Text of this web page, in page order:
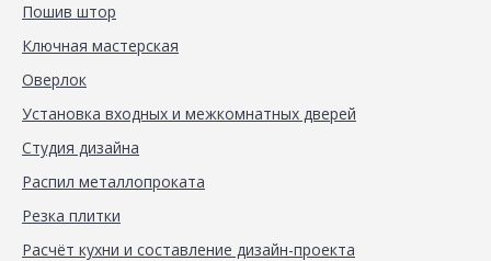
Пошив штор
Ключная мастерская
Оверлок
Установка входных и межкомнатных дверей
Студия дизайна
Распил металлопроката
Резка плитки
Расчёт кухни и составление дизайн-проекта